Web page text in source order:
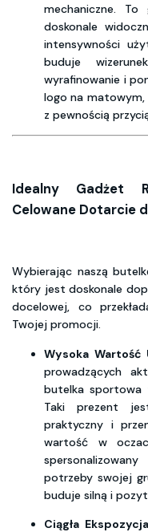
mechaniczne.
doskonale
intensywności
buduje
wyrafinowanie i
logo na matowym,
z pewnością
Idealny Gadżet
Celowane Dotarcie
Wybierając naszą
który jest doskonale
docelowej, co
Twojej promocji.
Wysoka Wartość
prowadzących
butelka sportowa
Taki prezent
praktyczny i
wartość w
potrzeby swojej
buduje silną i
Ciągła